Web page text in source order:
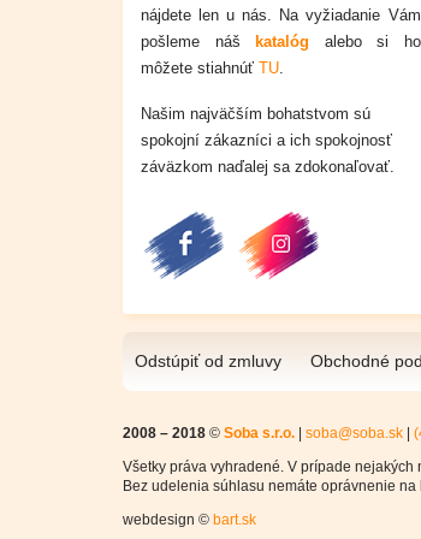
nájdete len u nás. Na vyžiadanie Vám
pošleme náš
katalóg
alebo si ho
môžete stiahnúť TU.
Našim najväčším bohatstvom sú
spokojní zákazníci a ich spokojnosť
záväzkom naďalej sa zdokonaľovať.
Odstúpiť od zmluvy Obchodné
2008 – 2018 © Soba s.r.o. soba@soba.sk
Všetky práva vyhradené. V prípade nejakých
Bez udelenia súhlasu nemáte oprávnenie
webdesign © bart.sk